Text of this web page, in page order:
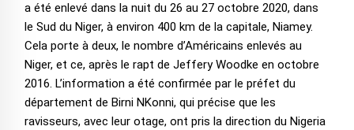
a été enlevé dans la nuit du 26 au 27 octobre 2020, dans
le Sud du Niger, à environ 400 km de la capitale, Niamey.
Cela porte à deux, le nombre d’Américains enlevés au
Niger, et ce, après le rapt de Jeffery Woodke en octobre
2016. L’information a été confirmée par le préfet du
département de Birni NKonni, qui précise que les
ravisseurs, avec leur otage, ont pris la direction du Nigeria